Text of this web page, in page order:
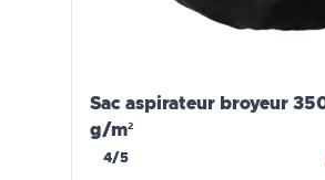
Sac aspirateur broyeur
g/m²
4/5